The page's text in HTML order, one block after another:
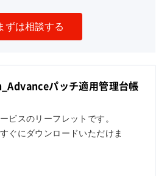
ずは相談する
パッチ適用管理台帳
ビスのリーフレットです。
ぐにダウンロードいただけま